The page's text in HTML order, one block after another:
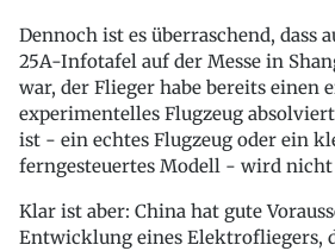
Dennoch ist es überraschend, dass
25A-Infotafel auf der Messe in
war, der Flieger habe bereits einen
experimentelles Flugzeug
ist - ein echtes Flugzeug oder ein
ferngesteuertes Modell - wird
Klar ist aber: China hat gute
Entwicklung eines Elektrofliegers,